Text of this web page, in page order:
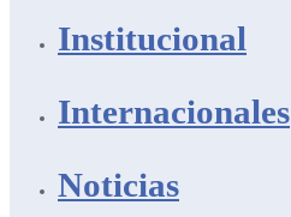
Institucional
Internacionales
Noticias